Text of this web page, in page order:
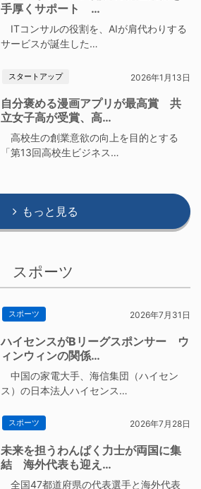
手厚くサポート …
ITコンサルの役割を、AIが肩代わりする
サービスが誕生した…
スタートアップ 2026年1月13日
自分褒める漫画アプリが最高賞 共
立女子高が受賞、高…
高校生の創業意欲の向上を目的とする
「第13回高校生ビジネス…
もっと見る
スポーツ
スポーツ 2026年7月31日
ハイセンスがBリーグスポンサー ウ
ィンウィンの関係…
中国の家電大手、海信集団（ハイセン
ス）の日本法人ハイセンス…
スポーツ 2026年7月28日
未来を担うわんぱく力士が両国に集
結 海外代表も迎え…
全国47都道府県の代表選手と海外代表